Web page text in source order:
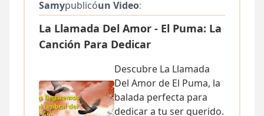
Samypublicóun Video:
La Llamada Del Amor - El Puma: La
Canción Para Dedicar
Descubre La Llamada
Del Amor de El Puma, la
balada perfecta para
dedicar a tu ser querido.